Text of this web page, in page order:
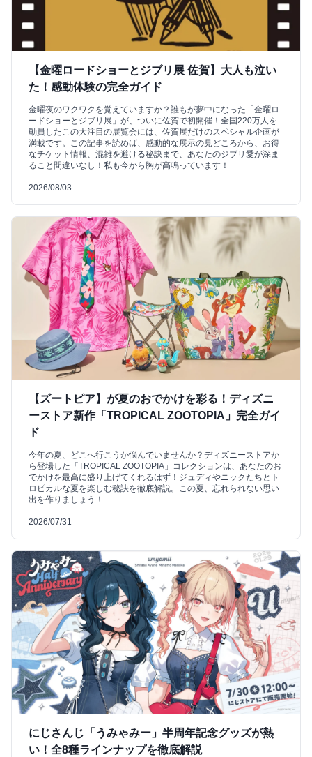
【金曜ロードショーとジブリ展 佐賀】大人も泣い
た！感動体験の完全ガイド
金曜夜のワクワクを覚えていますか？誰もが夢中になった「金曜ロ
ードショーとジブリ展」が、ついに佐賀で初開催！全国220万人を
動員したこの大注目の展覧会には、佐賀展だけのスペシャル企画が
満載です。この記事を読めば、感動的な展示の見どころから、お得
なチケット情報、混雑を避ける秘訣まで、あなたのジブリ愛が深ま
ること間違いなし！私も今から胸が高鳴っています！
2026/08/03
【ズートピア】が夏のおでかけを彩る！ディズニ
ーストア新作「TROPICAL ZOOTOPIA」完全ガイ
ド
今年の夏、どこへ行こうか悩んでいませんか？ディズニーストアか
ら登場した「TROPICAL ZOOTOPIA」コレクションは、あなたのお
でかけを最高に盛り上げてくれるはず！ジュディやニックたちとト
ロピカルな夏を楽しむ秘訣を徹底解説。この夏、忘れられない思い
出を作りましょう！
2026/07/31
にじさんじ「うみゃみー」半周年記念グッズが熱
い！全8種ラインナップを徹底解説